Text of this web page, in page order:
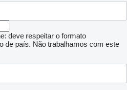
deve respeitar o formato
de país. Não trabalhamos com este